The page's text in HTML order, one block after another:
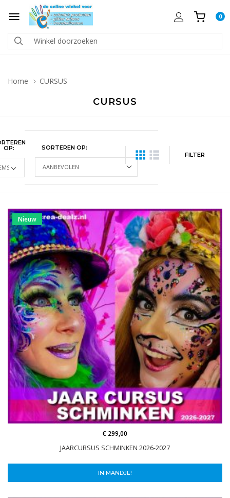
0
Home CURSUS
CURSUS
OP:
SORTEREN OP:
FILTER
Nieuw
JAARCURSUS SCHMINKEN 2026-2027
€ 299,00
IN MANDJE!